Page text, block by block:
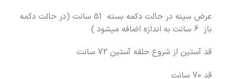
عرض سینه در حالت دکمه بسته 51 سانت (در حالت دکمه
باز 6 سانت به اندازه اضافه میشود )
قد آستین از شروع حلقه آستین 72 سانت
قد 70 سانت